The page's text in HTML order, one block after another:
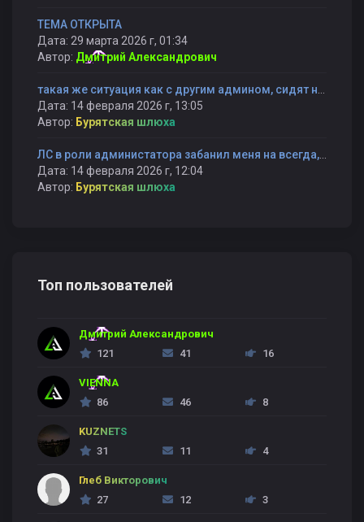
ТЕМА ОТКРЫТА
Дата: 29 марта 2026 г, 01:34
Автор: Дмитрий Александрович
такая же ситуация как с другим админом, сидят не справляются и банят снова
Дата: 14 февраля 2026 г, 13:05
Автор: Бурятская шлюха
ЛС в роли администатора забанил меня на всегда, не сказав причину и не вызвав на првоерку BubbleGUM
Дата: 14 февраля 2026 г, 12:04
Автор: Бурятская шлюха
Топ пользователей
Дмитрий Александрович
121
41 16
VIENNA
86
46 8
KUZNETS
31
11 4
Глеб Викторович
27
12 3